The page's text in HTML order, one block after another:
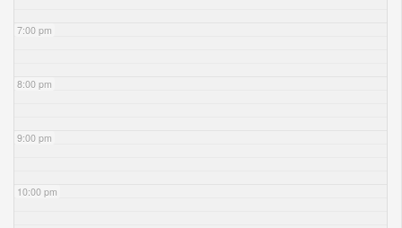
7:00 pm
8:00 pm
9:00 pm
10:00 pm